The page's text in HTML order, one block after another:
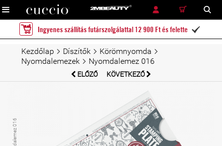
RÉSZLETES KERESÉS KERESÉS
Ingyenes szállítás futárszolgálattal 12 900 Ft és felette 
Kezdőlap Díszítők
Körömnyomda
Nyomdalemezek
Nyomdalemez 016
ELŐZŐ KÖVETKEZŐ